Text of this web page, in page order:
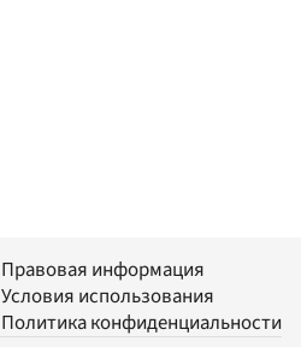
Правовая информация
Условия использования
Политика конфиденциальности